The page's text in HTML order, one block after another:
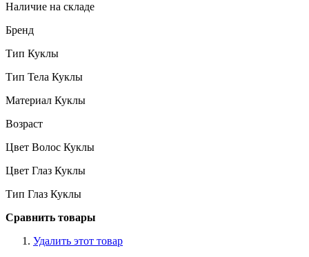
Наличие на складе
Бренд
Тип Куклы
Тип Тела Куклы
Материал Куклы
Возраст
Цвет Волос Куклы
Цвет Глаз Куклы
Тип Глаз Куклы
Сравнить товары
Удалить этот товар